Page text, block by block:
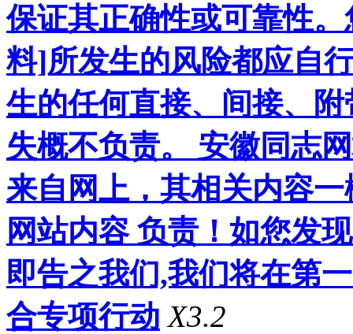
保证其正确性或可靠性
料]所发生的风险都应自
生的任何直接、间接、
失概不负责。 安徽同志
来自网上，其相关内容
网站内容 负责！如您发
即告之我们,我们将在第
合专项行动 X3.2